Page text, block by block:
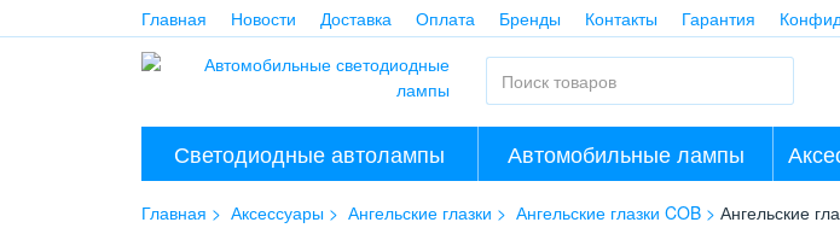
Главная Новости Доставка Оплата Бренды Контакты Гарантия
Светодиодные автолампы Автомобильные лампы
Главная Аксессуары Ангельские глазки Ангельские глазки COB Ангельские